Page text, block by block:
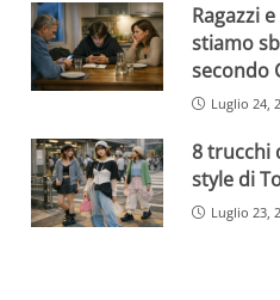
Ragazzi
stiamo
secondo
Luglio 24,
8 trucchi
style di
Luglio 23,